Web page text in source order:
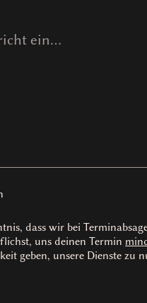
dass wir bei
uns deinen Termin
geben, unsere Dienste zu